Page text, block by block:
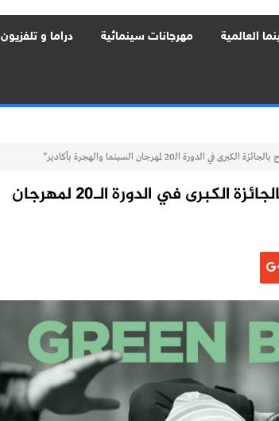
العالمية مهرجانات سينمائية دراما و تلفزيون
الـ20 لمهرجان السينما والهجرة بأكادير”
“الفيلم البولندي الحدود الخضراء يتوج بالجائزة الكبرى في الدورة الـ20 لمهرجان